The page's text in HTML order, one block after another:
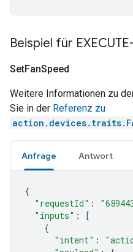
Beispiel für
SetFanSpeed
Weitere Informationen zu
Sie in der Referenz zu
Anfrage Antwort
{
"requestId" :
"inputs" :
[
{
"intent" :